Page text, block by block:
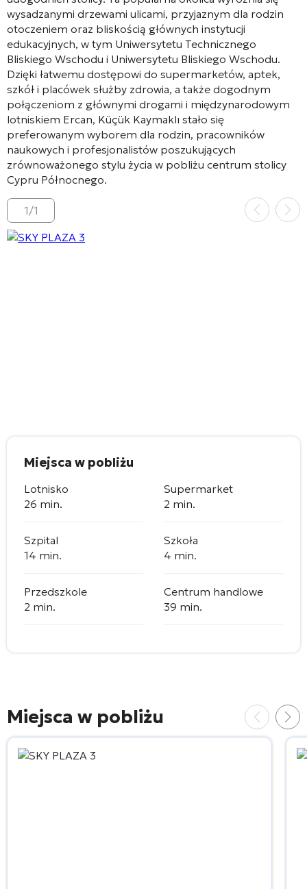
wysadzanymi drzewami ulicami, przyjaznym dla rodzin
otoczeniem oraz bliskością głównych instytucji
edukacyjnych, w tym Uniwersytetu Technicznego
Bliskiego Wschodu i Uniwersytetu Bliskiego Wschodu.
Dzięki łatwemu dostępowi do supermarketów, aptek,
szkół i placówek służby zdrowia, a także dogodnym
połączeniom z głównymi drogami i międzynarodowym
lotniskiem Ercan, Küçük Kaymaklı stało się
preferowanym wyborem dla rodzin, pracowników
naukowych i profesjonalistów poszukujących
zrównoważonego stylu życia w pobliżu centrum stolicy
Cypru Północnego.
1/1
Miejsca w pobliżu
Lotnisko
26 min.
Supermarket
2 min.
Szpital
14 min.
Szkoła
4 min.
Przedszkole
2 min.
Centrum handlowe
39 min.
Miejsca w pobliżu